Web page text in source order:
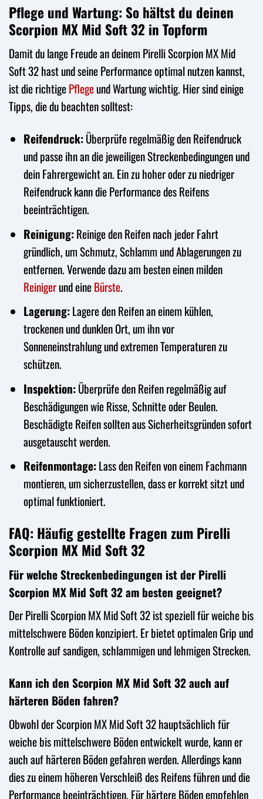
Pflege und Wartung: So hältst du deinen
Scorpion MX Mid Soft 32 in Topform
Damit du lange Freude an deinem Pirelli Scorpion MX Mid
Soft 32 hast und seine Performance optimal nutzen kannst,
ist die richtigePflegeund Wartung wichtig. Hier sind einige
Tipps, die du beachten solltest:
Reifendruck:Überprüfe regelmäßig den Reifendruck
und passe ihn an die jeweiligen Streckenbedingungen und
dein Fahrergewicht an. Ein zu hoher oder zu niedriger
Reifendruck kann die Performance des Reifens
beeinträchtigen.
Reinigung:Reinige den Reifen nach jeder Fahrt
gründlich, um Schmutz, Schlamm und Ablagerungen zu
entfernen. Verwende dazu am besten einen milden
Reinigerund eineBürste.
Lagerung:Lagere den Reifen an einem kühlen,
trockenen und dunklen Ort, um ihn vor
Sonneneinstrahlung und extremen Temperaturen zu
schützen.
Inspektion:Überprüfe den Reifen regelmäßig auf
Beschädigungen wie Risse, Schnitte oder Beulen.
Beschädigte Reifen sollten aus Sicherheitsgründen sofort
ausgetauscht werden.
Reifenmontage:Lass den Reifen von einem Fachmann
montieren, um sicherzustellen, dass er korrekt sitzt und
optimal funktioniert.
FAQ: Häufig gestellte Fragen zum Pirelli
Scorpion MX Mid Soft 32
Für welche Streckenbedingungen ist der Pirelli
Scorpion MX Mid Soft 32 am besten geeignet?
Der Pirelli Scorpion MX Mid Soft 32 ist speziell für weiche bis
mittelschwere Böden konzipiert. Er bietet optimalen Grip und
Kontrolle auf sandigen, schlammigen und lehmigen Strecken.
Kann ich den Scorpion MX Mid Soft 32 auch auf
härteren Böden fahren?
Obwohl der Scorpion MX Mid Soft 32 hauptsächlich für
weiche bis mittelschwere Böden entwickelt wurde, kann er
auch auf härteren Böden gefahren werden. Allerdings kann
dies zu einem höheren Verschleiß des Reifens führen und die
Performance beeinträchtigen. Für härtere Böden empfehlen